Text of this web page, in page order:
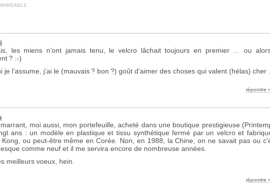
les miens n’ont jamais tenu, le velcro lâchait toujours en premier … ou
? :-)
je l’assume, j’ai le (mauvais? bon ?) goût d’aimer des choses qui valent (hélas) cher
répondre
marrant, moi aussi, mon portefeuille, acheté dans une boutique prestigieuse
ans : un modèle en plastique et tissu synthétique fermé par un velcro et
Kong, ou peut-être même en Corée. Non, en 1988, la Chine, on ne savait pas ou
comme neuf et il me servira encore de nombreuse années.
meilleurs voeux, hein.
répondre